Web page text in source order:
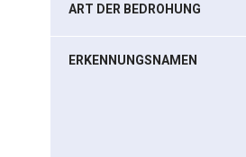
ART DER BEDROHUNG
ERKENNUNGSNAMEN